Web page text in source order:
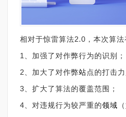
相对于惊雷算法2.0，本次算法
1、加强了对作弊行为的识别；
2、加大了对作弊站点的打击力
3、扩大了算法的覆盖范围；
4、对违规行为较严重的领域